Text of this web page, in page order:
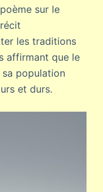
sur le
les traditions
affirmant que le
sa population
et durs.